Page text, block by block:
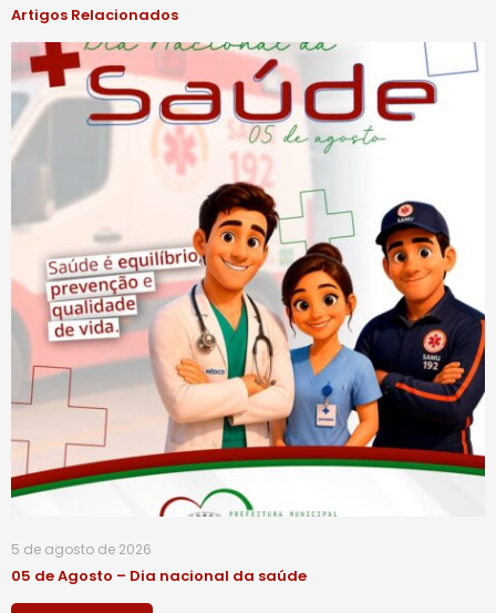
Artigos Relacionados
5 de agosto de 2026
05 de Agosto – Dia nacional da saúde